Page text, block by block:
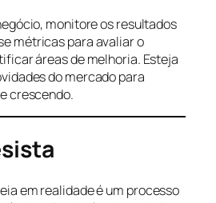
monitore os resultados
métricas para avaliar o
áreas de melhoria. Esteja
do mercado para
crescendo.
em realidade é um processo